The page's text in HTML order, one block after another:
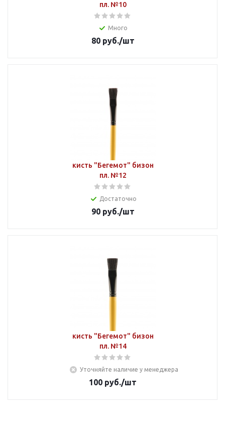
пл. №10
Много
80руб./шт
кисть "Бегемот" бизон
пл. №12
Достаточно
90руб./шт
кисть "Бегемот" бизон
пл. №14
Уточняйте наличие у менеджера
100 руб./шт